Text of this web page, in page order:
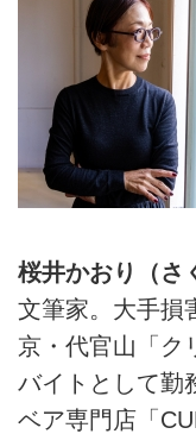
桜井かおり（さ
文筆家。大手損
京・代官山「ク
バイトとして勤
ベア専門店「